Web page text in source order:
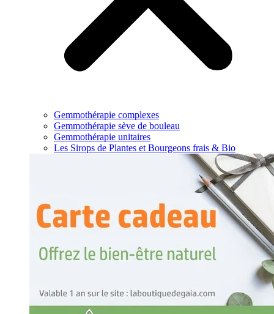
Gemmothérapie complexes
Gemmothérapie sève de bouleau
Gemmothérapie unitaires
Les Sirops de Plantes et Bourgeons frais & Bio